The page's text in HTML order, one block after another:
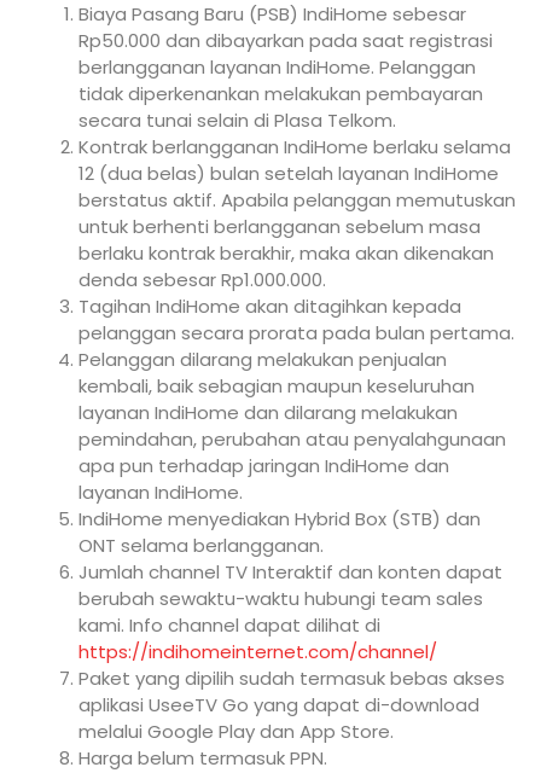
Biaya Pasang Baru (PSB) IndiHome sebesar
Rp50.000 dan dibayarkan pada saat registrasi
berlangganan layanan IndiHome. Pelanggan
tidak diperkenankan melakukan pembayaran
secara tunai selain di Plasa Telkom.
Kontrak berlangganan IndiHome berlaku selama
12 (dua belas) bulan setelah layanan IndiHome
berstatus aktif. Apabila pelanggan memutuskan
untuk berhenti berlangganan sebelum masa
berlaku kontrak berakhir, maka akan dikenakan
denda sebesar Rp1.000.000.
Tagihan IndiHome akan ditagihkan kepada
pelanggan secara prorata pada bulan pertama.
Pelanggan dilarang melakukan penjualan
kembali, baik sebagian maupun keseluruhan
layanan IndiHome dan dilarang melakukan
pemindahan, perubahan atau penyalahgunaan
apa pun terhadap jaringan IndiHome dan
layanan IndiHome.
IndiHome menyediakan Hybrid Box (STB) dan
ONT selama berlangganan.
Jumlah channel TV Interaktif dan konten dapat
berubah sewaktu-waktu hubungi team sales
kami. Info channel dapat dilihat di
https://indihomeinternet.com/channel/
Paket yang dipilih sudah termasuk bebas akses
aplikasi UseeTV Go yang dapat di-download
melalui Google Play dan App Store.
Harga belum termasuk PPN.